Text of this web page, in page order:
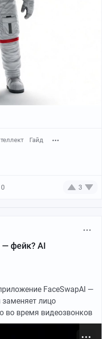
текст]
угрозах и
в идеи
Проверка
идеи
текст]
Гайд
0 3
— фейк? AI
FaceSwapAI —
лицо
во время видеозвонков